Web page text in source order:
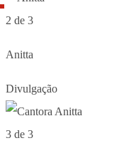
2 de 3
Anitta
Divulgação
3 de 3